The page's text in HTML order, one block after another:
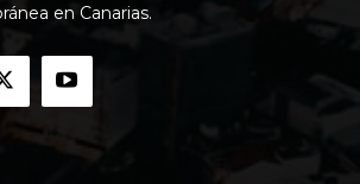
en Canarias.